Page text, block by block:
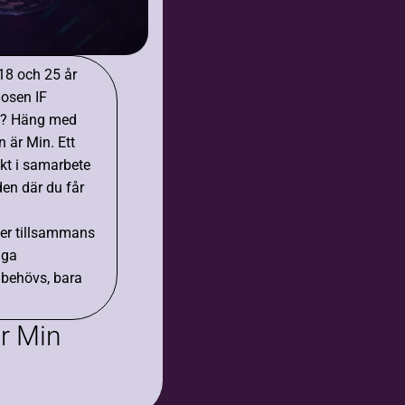
och 25 år
IF
Häng med
är Min. Ett
i samarbete
där du får
tillsammans
bara
Min